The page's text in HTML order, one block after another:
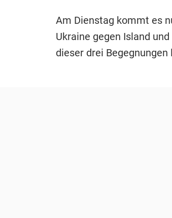
Am Dienstag kommt es
Ukraine gegen Island
dieser drei